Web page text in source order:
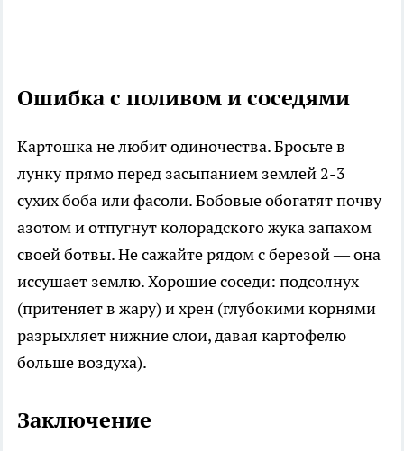
Ошибка с поливом и соседями
Картошка не любит одиночества. Бросьте в
лунку прямо перед засыпанием землей 2-3
сухих боба или фасоли. Бобовые обогатят почву
азотом и отпугнут колорадского жука запахом
своей ботвы. Не сажайте рядом с березой — она
иссушает землю. Хорошие соседи: подсолнух
(притеняет в жару) и хрен (глубокими корнями
разрыхляет нижние слои, давая картофелю
больше воздуха).
Заключение